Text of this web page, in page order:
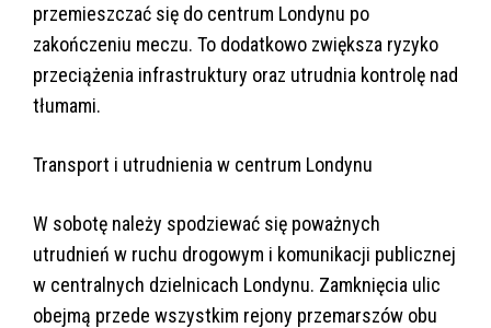
przemieszczać się do centrum Londynu po
zakończeniu meczu. To dodatkowo zwiększa ryzyko
przeciążenia infrastruktury oraz utrudnia kontrolę nad
tłumami.
Transport i utrudnienia w centrum Londynu
W sobotę należy spodziewać się poważnych
utrudnień w ruchu drogowym i komunikacji publicznej
w centralnych dzielnicach Londynu. Zamknięcia ulic
obejmą przede wszystkim rejony przemarszów obu